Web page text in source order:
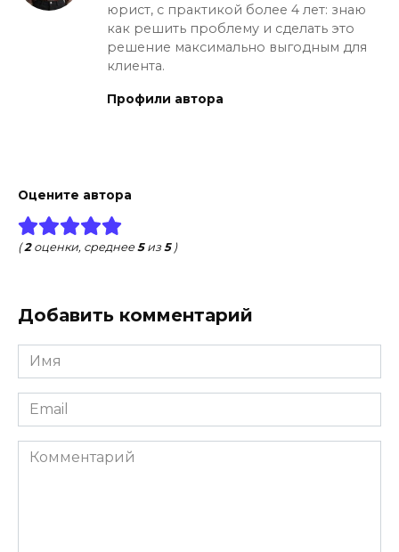
юрист, с практикой более 4 лет: знаю
как решить проблему и сделать это
решение максимально выгодным для
клиента.
Профили автора
Оцените автора
(2оценки, среднее5из5)
Добавить комментарий
Имя
*
Email
*
Комментарий